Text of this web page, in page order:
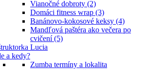
Vianočné dobroty (2)
Domáci fitness wrap (3)
Banánovo-kokosové keksy (4)
Mandľová paštéra ako večera po
cvičení (5)
Lucia
a kedy?
Zumba termíny a lokalita